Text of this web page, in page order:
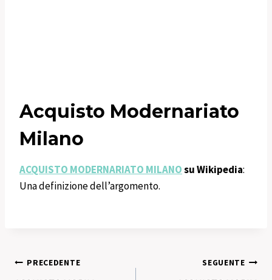
Acquisto Modernariato
Milano
ACQUISTO MODERNARIATO MILANOsu Wikipedia:
Una definizione dell’argomento.
Navigazione
PRECEDENTE SEGUENTE